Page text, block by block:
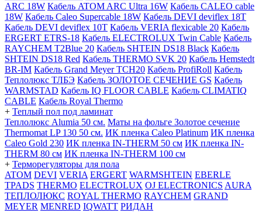
ARC 18W Кабель ATOM ARC Ultra 16W Кабель CALEO cable
18W Кабель Caleo Supercable 18W Кабель DEVI deviflex 18T
Кабель DEVI deviflex 10T Кабель VERIA flexicable 20 Кабель
ERGERT ETRS-18 Кабель ELECTROLUX Twin Cable Кабель
RAYCHEM T2Blue 20 Кабель SHTEIN DS18 Black Кабель
SHTEIN DS18 Red Кабель THERMO SVK 20 Кабель Hemstedt
BR-IM Кабель Grand Meyer TCH20 Кабель ProfiRoll Кабель
Теплолюкс ТЛБЭ Кабель ЗОЛОТОЕ СЕЧЕНИЕ GS Кабель
WARMSTAD Кабель IQ FLOOR CABLE Кабель CLIMATIQ
CABLE Кабель Royal Thermo
+ Теплый пол под ламинат
Теплолюкс Alumia 50 см. Маты на фольге Золотое сечение
Thermomat LP 130 50 cм. ИК пленка Caleo Platinum ИК пленка
Caleo Gold 230 ИК пленка IN-THERM 50 см ИК пленка IN-
THERM 80 см ИК пленка IN-THERM 100 см
+ Терморегуляторы для пола
ATOM DEVI VERIA ERGERT WARMSHTEIN EBERLE
TPADS THERMO ELECTROLUX OJ ELECTRONICS AURA
ТЕПЛОЛЮКС ROYAL THERMO RAYCHEM GRAND
MEYER MENRED IQWATT РИДАН